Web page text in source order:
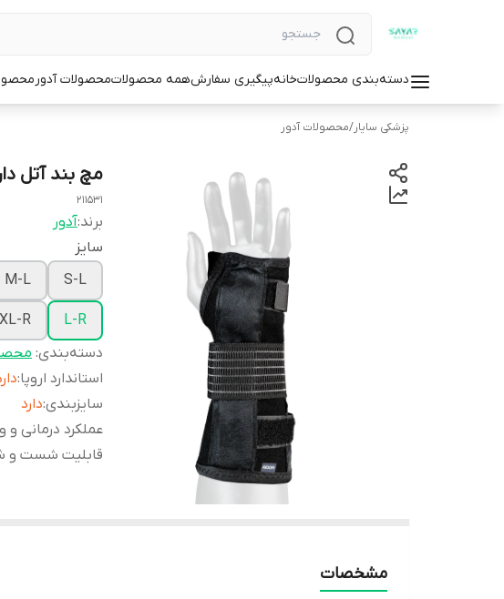
دسته‌بندی محصولاتخانهپیگیری سفارشهمه محصولاتمحصولات آدور
پزشکی سایار/محصولات آدور
مچ بند آتل
211531
برند:آدور
سایز
S-L
M-L
L-R
XL-R
دسته‌بندی:
استاندارد اروپا:
سایزبندی:دارد
عملکرد درمانی و
قابلیت شست و
مشخصات